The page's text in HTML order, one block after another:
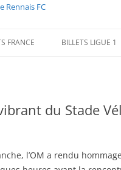
Rennais FC
FRANCE BILLETS LIGUE 1
du Stade
l’OM a rendu